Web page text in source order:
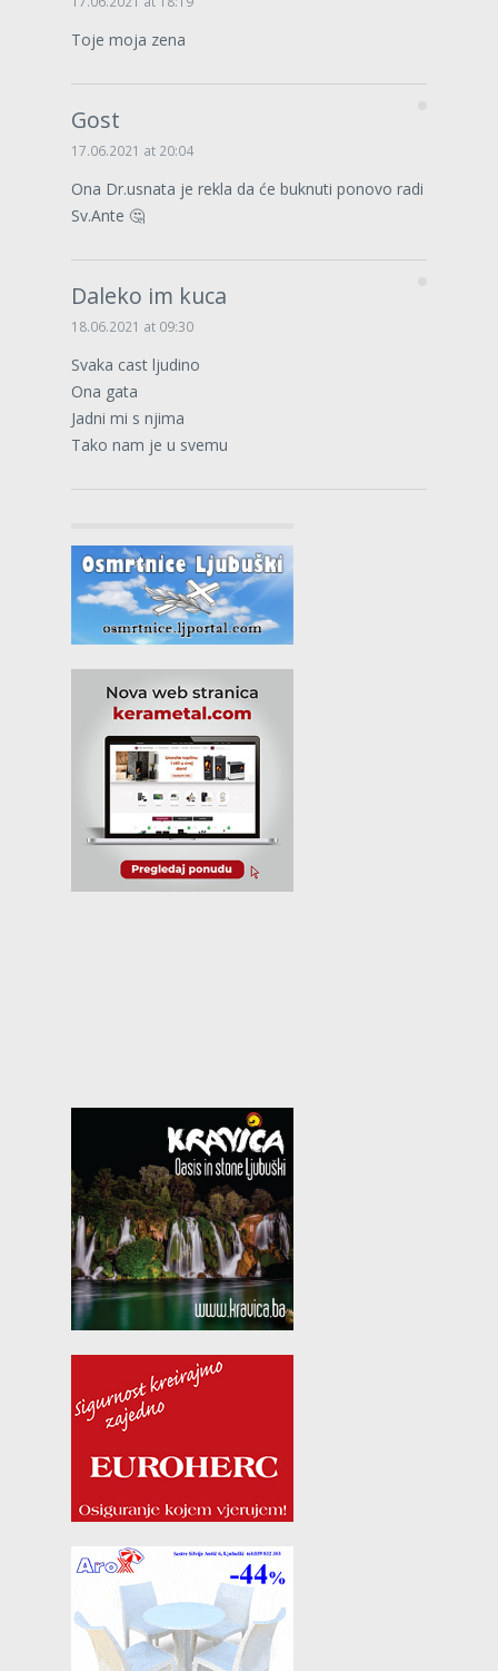
Toje moja zena
Gost
17.06.2021 at 20:04
Ona Dr.usnata je rekla da će buknuti ponovo radi
Sv.Ante 🤔
Daleko im kuca
18.06.2021 at 09:30
Svaka cast ljudino
Ona gata
Jadni mi s njima
Tako nam je u svemu